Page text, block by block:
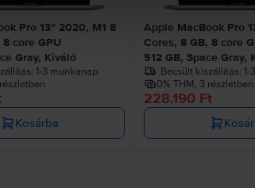
Pro 13″ 2020, M1 8
core GPU
Gray, Kiváló
1-3 munkanap
Kosárba
Apple MacBook Pro
Cores, 8 GB, 8 core
512 GB, Space Gray,
Becsült kiszállítás: 1-
0% THM, 3 részletben
228.190 Ft